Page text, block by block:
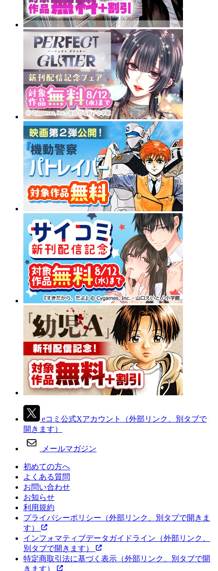
eコミ公式Xアカウント
（外部リンク、別タブで
開きます）
メールマガジン
初めての方へ
よくある質問
お問い合わせ
お知らせ
利用規約
プライバシーポリシー （外部リンク、別タブで開きま
す）
インフォマティブデータガイドライン （外部リンク、
別タブで開きます）
特定商取引法に基づく表示 （外部リンク、別タブで開
きます）